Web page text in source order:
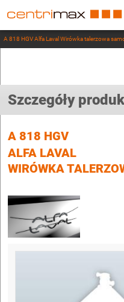
A 818 HGV Alfa Laval Wirówka talerzowa
Szczegóły
A 818 HGV
ALFA LAVAL
WIRÓWKA